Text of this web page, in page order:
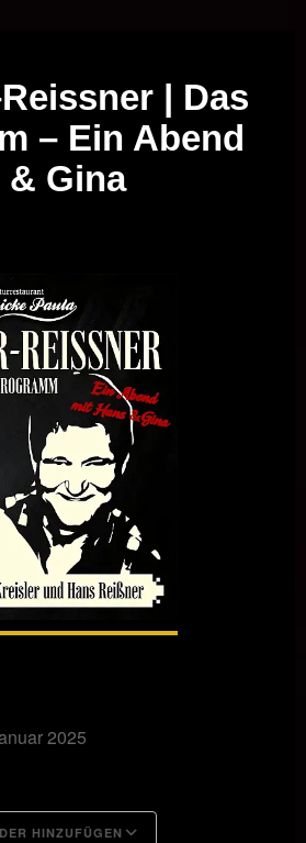
| Das
– Ein Abend
& Gina
2025
HINZUFÜGEN